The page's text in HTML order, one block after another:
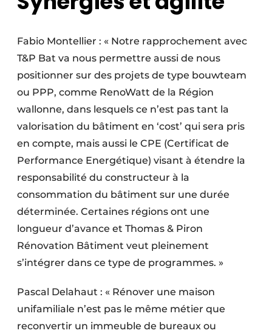
Fabio Montellier : « Notre rapproche­ment avec
T&P Bat va nous permettre aussi de nous
positionner sur des projets de type bouwteam
ou PPP, comme RenoWatt de la Région
wallonne, dans lesquels ce n’est pas tant la
valorisation du bâtiment en ‘cost’ qui sera pris
en compte, mais aussi le CPE (Certificat de
Performance Energétique) visant à étendre la
responsabilité du constructeur à la
consommation du bâtiment sur une durée
déterminée. Certaines régions ont une
longueur d’avance et Thomas & Piron
Rénovation Bâtiment veut pleinement
s’intégrer dans ce type de programmes. »
Pascal Delahaut : « Rénover une maison
unifamiliale n’est pas le même métier que
reconvertir un immeuble de bureaux ou